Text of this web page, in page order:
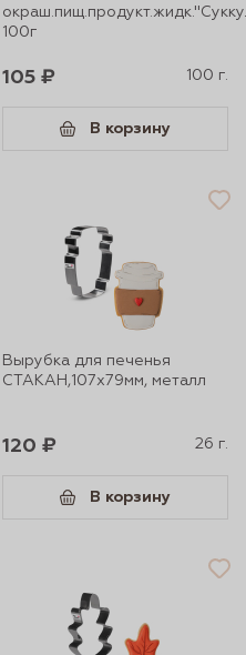
100г
105 ₽ 100 г.
В корзину
Вырубка для печенья
СТАКАН,107х79мм, металл
120 ₽ 26 г.
В корзину